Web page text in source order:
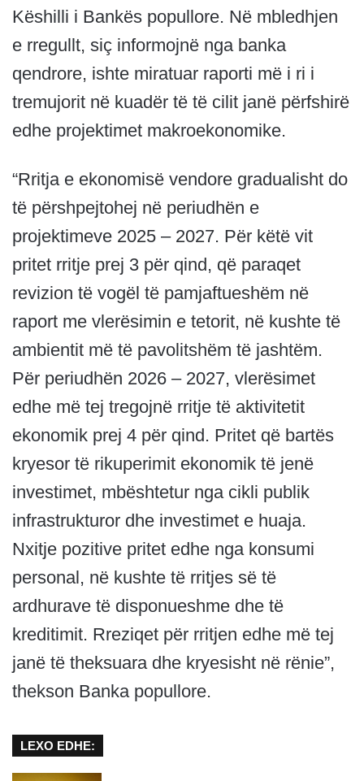
Këshilli i Bankës popullore. Në mbledhjen
e rregullt, siç informojnë nga banka
qendrore, ishte miratuar raporti më i ri i
tremujorit në kuadër të të cilit janë përfshirë
edhe projektimet makroekonomike.
“Rritja e ekonomisë vendore gradualisht do
të përshpejtohej në periudhën e
projektimeve 2025 – 2027. Për këtë vit
pritet rritje prej 3 për qind, që paraqet
revizion të vogël të pamjaftueshëm në
raport me vlerësimin e tetorit, në kushte të
ambientit më të pavolitshëm të jashtëm.
Për periudhën 2026 – 2027, vlerësimet
edhe më tej tregojnë rritje të aktivitetit
ekonomik prej 4 për qind. Pritet që bartës
kryesor të rikuperimit ekonomik të jenë
investimet, mbështetur nga cikli publik
infrastrukturor dhe investimet e huaja.
Nxitje pozitive pritet edhe nga konsumi
personal, në kushte të rritjes së të
ardhurave të disponueshme dhe të
kreditimit. Rreziqet për rritjen edhe më tej
janë të theksuara dhe kryesisht në rënie”,
thekson Banka popullore.
LEXO EDHE: